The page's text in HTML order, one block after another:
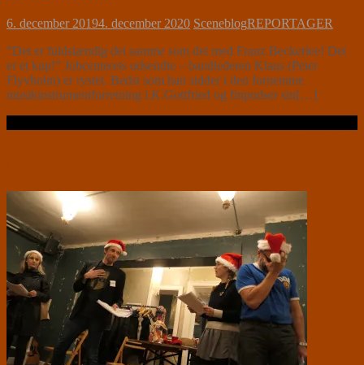
6. december 20194. december 2020 SceneblogREPORTAGER
”Det er fuldstændig det samme som det med Franz Beckerlee! Det
er et kup!” Jobcenterets udsendte – bandlederen Klaus (Peter
Flyvholm) er rystet. Bedst som han sidder i den fornemme
musikinstrumentforretning i.K.Gottfried og finpudser sin[…]